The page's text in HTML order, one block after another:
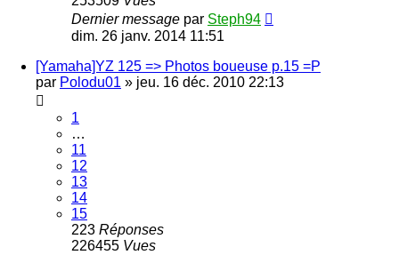
Dernier message par Steph94
dim. 26 janv. 2014 11:51
[Yamaha]YZ 125 => Photos boueuse p.15 =P
par Polodu01 » jeu. 16 déc. 2010 22:13
1
…
11
12
13
14
15
223 Réponses
226455 Vues